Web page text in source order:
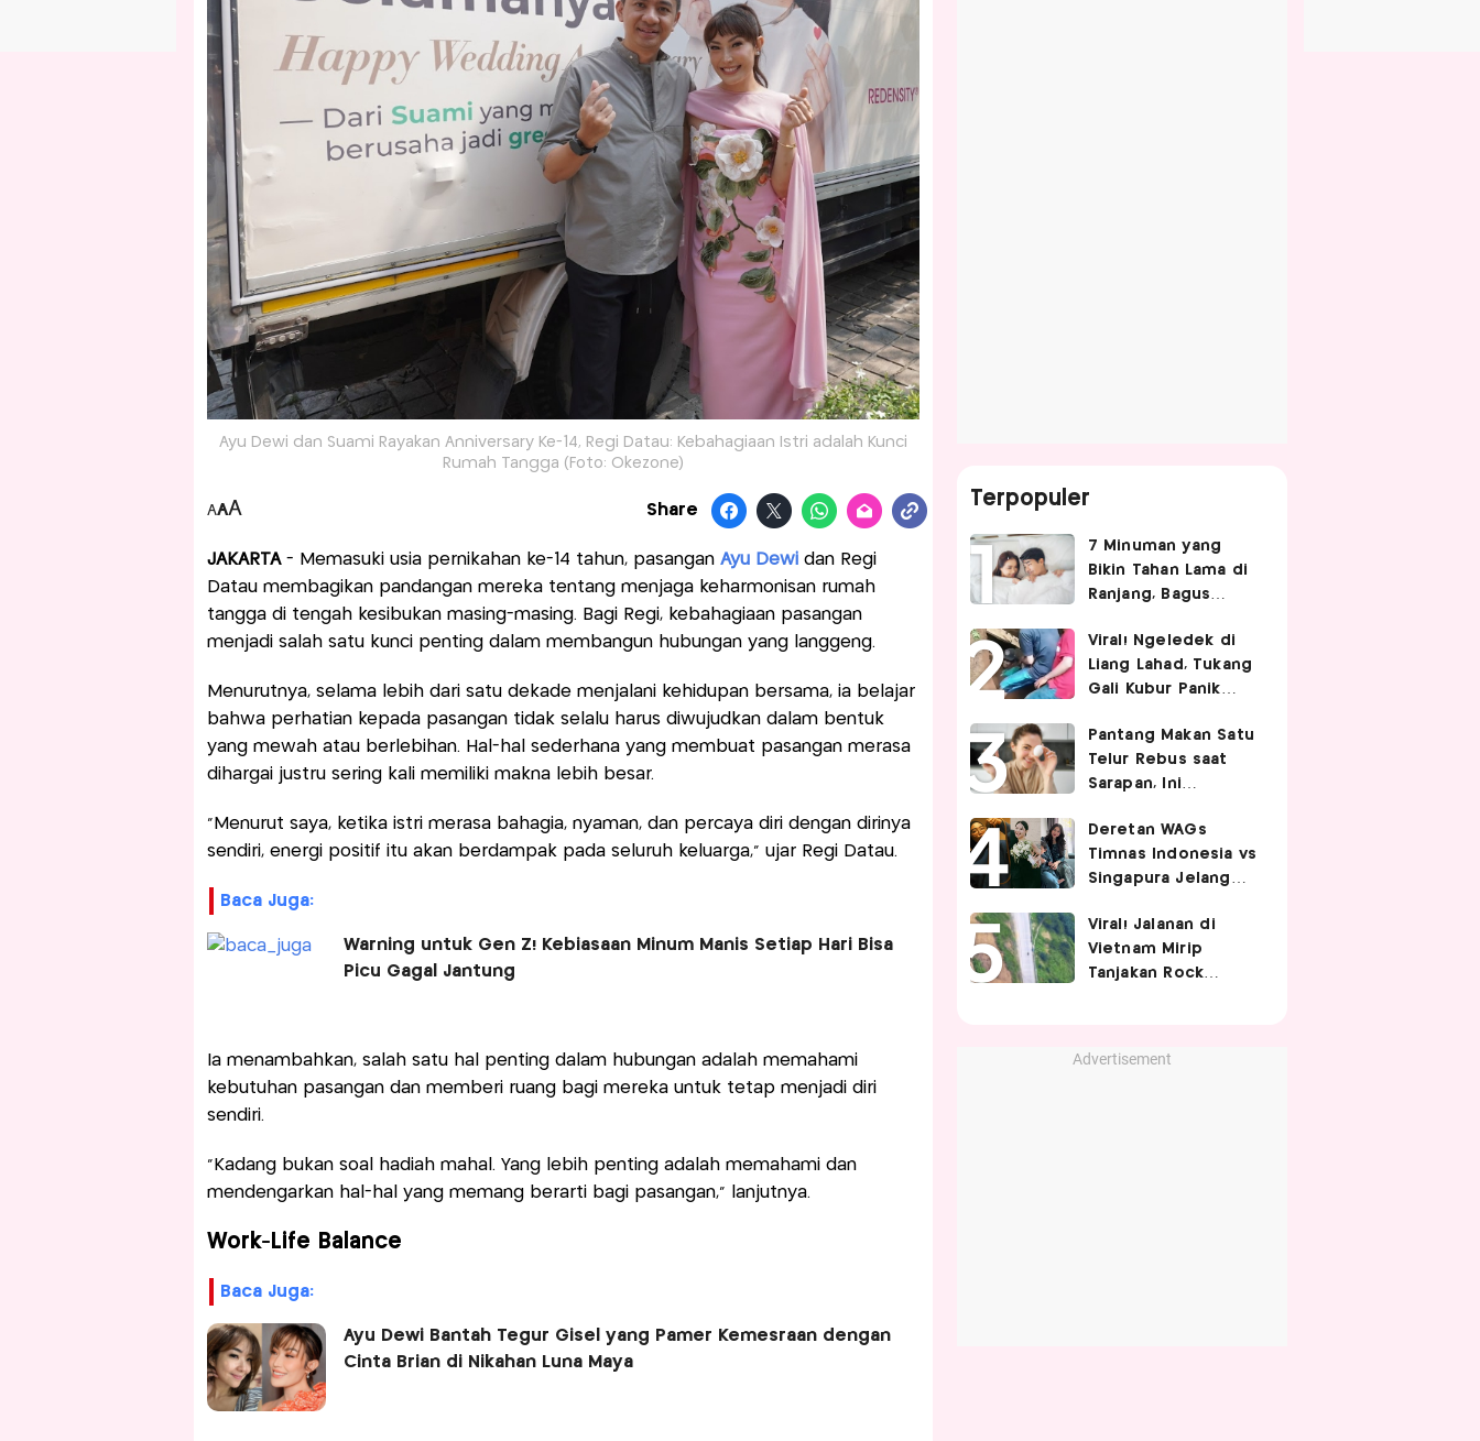
Ayu Dewi dan Suami Rayakan Anniversary Ke-14, Regi Datau: Kebahagiaan Istri adalah Kunci
Rumah Tangga (Foto: Okezone)
AAA Share
JAKARTA - Memasuki usia pernikahan ke-14 tahun, pasangan Ayu Dewidan Regi
Datau membagikan pandangan mereka tentang menjaga keharmonisan rumah
tangga di tengah kesibukan masing-masing. Bagi Regi, kebahagiaan pasangan
menjadi salah satu kunci penting dalam membangun hubungan yang langgeng.
Menurutnya, selama lebih dari satu dekade menjalani kehidupan bersama, ia belajar
bahwa perhatian kepada pasangan tidak selalu harus diwujudkan dalam bentuk
yang mewah atau berlebihan. Hal-hal sederhana yang membuat pasangan merasa
dihargai justru sering kali memiliki makna lebih besar.
"Menurut saya, ketika istri merasa bahagia, nyaman, dan percaya diri dengan dirinya
sendiri, energi positif itu akan berdampak pada seluruh keluarga," ujar Regi Datau.
Baca Juga:
Warning untuk Gen Z! Kebiasaan Minum Manis Setiap Hari Bisa
Picu Gagal Jantung
Ia menambahkan, salah satu hal penting dalam hubungan adalah memahami
kebutuhan pasangan dan memberi ruang bagi mereka untuk tetap menjadi diri
sendiri.
"Kadang bukan soal hadiah mahal. Yang lebih penting adalah memahami dan
mendengarkan hal-hal yang memang berarti bagi pasangan," lanjutnya.
Work-Life Balance
Baca Juga:
Ayu Dewi Bantah Tegur Gisel yang Pamer Kemesraan dengan
Cinta Brian di Nikahan Luna Maya
Terpopuler
7 Minuman yang
Bikin Tahan Lama di
Ranjang, Bagus
Hubungan Intim
Viral! Ngeledek di
Liang Lahad, Tukang
Gali Kubur Panik
Pantang Makan Satu
Telur Rebus saat
Sarapan, Ini
Ahli Gizi!
Deretan WAGs
Timnas Indonesia vs
Singapura Jelang
AFF 2026, Siapa
Paling Curi
Perhatian?
Viral! Jalanan di
Vietnam Mirip
Tanjakan Rock
Advertisement